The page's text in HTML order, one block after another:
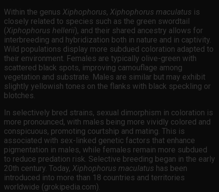
Within the genus Xiphophorus, Xiphophorus maculatus is
closely related to species such as the green swordtail
(Xiphophorus hellerii), and their shared ancestry allows for
interbreeding and hybridization both in nature and in captivity.
Wild populations display more subdued coloration adapted to
their environment. Females are typically olive-green with
scattered black spots, improving camouflage among
vegetation and substrate. Males are similar but may exhibit
slightly yellowish tones on the flanks with black speckling or
blotches.
In selectively bred strains, sexual dimorphism in coloration is
more pronounced, with males being more vividly colored and
conspicuous, promoting courtship and mating. This is
associated with sex-linked genetic factors that enhance
pigmentation in males, while females remain more subdued
to reduce predation risk. Selective breeding began in the early
20th century. Today, Xiphophorus maculatus has been
introduced into more than 18 countries and territories
worldwide (grokipedia.com).